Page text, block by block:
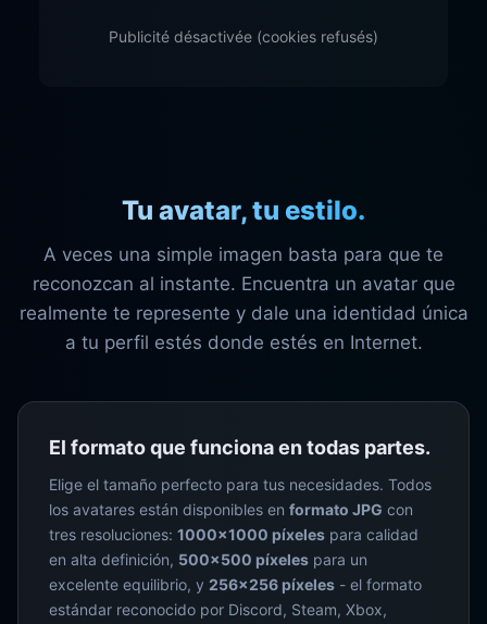
Publicité désactivée (cookies refusés)
Tu avatar, tu estilo.
A veces una simple imagen basta para que te
reconozcan al instante. Encuentra un avatar que
realmente te represente y dale una identidad única
a tu perfil estés donde estés en Internet.
El formato que funciona en todas partes.
Elige el tamaño perfecto para tus necesidades. Todos
los avatares están disponibles en formato JPG con
tres resoluciones: 1000×1000 píxeles para calidad
en alta definición, 500×500 píxeles para un
excelente equilibrio, y 256×256 píxeles - el formato
estándar reconocido por Discord, Steam, Xbox,